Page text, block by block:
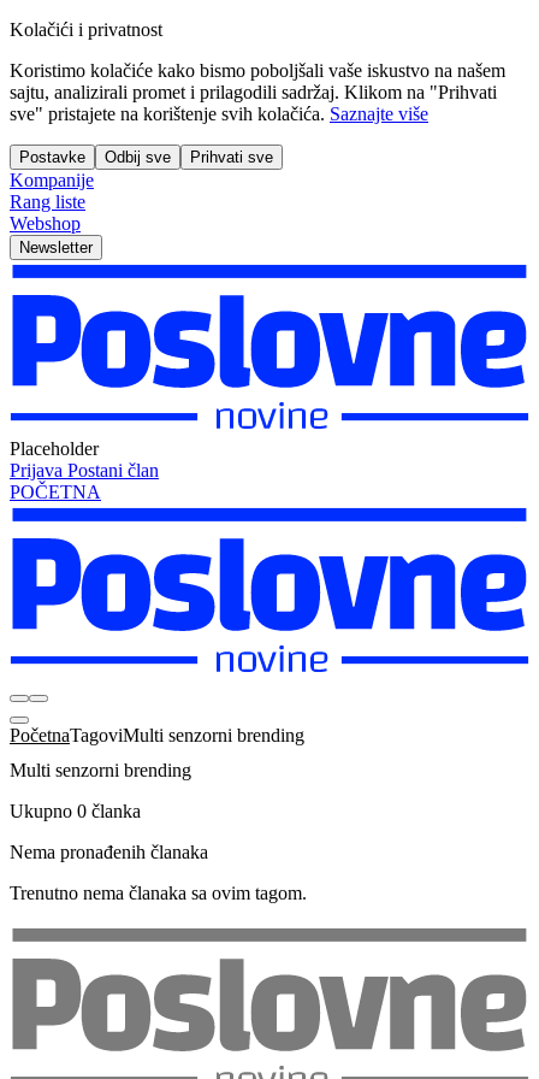
Kolačići i privatnost
Koristimo kolačiće kako bismo poboljšali vaše iskustvo na našem
sajtu, analizirali promet i prilagodili sadržaj. Klikom na "Prihvati
sve" pristajete na korištenje svih kolačića. Saznajte više
Postavke Odbij sve Prihvati sve
Kompanije
Rang liste
Webshop
Newsletter
Placeholder
Prijava Postani član
POČETNA
PočetnaTagoviMulti senzorni brending
Multi senzorni brending
Ukupno 0 članka
Nema pronađenih članaka
Trenutno nema članaka sa ovim tagom.